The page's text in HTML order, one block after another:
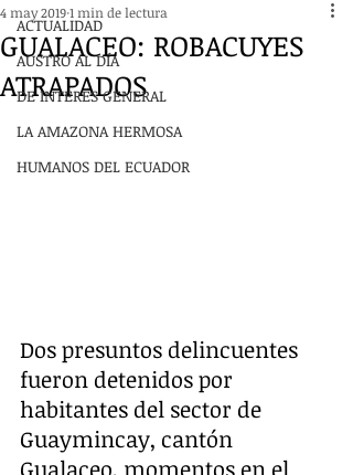
ACTUALIDAD
AUSTRO AL DÍA
DE INTERÉS GENERAL
LA AMAZONA HERMOSA
HUMANOS DEL ECUADOR
GUALACEO: ROBACUYES
ATRAPADOS
4 may 20191 min de lectura
Dos presuntos delincuentes
fueron detenidos por
habitantes del sector de
Guaymincay, cantón
Gualaceo, momentos en el